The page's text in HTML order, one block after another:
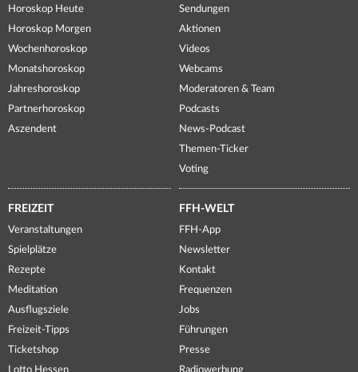
Horoskop Heute
Horoskop Morgen
Wochenhoroskop
Monatshoroskop
Jahreshoroskop
Partnerhoroskop
Aszendent
Sendungen
Aktionen
Videos
Webcams
Moderatoren & Team
Podcasts
News-Podcast
Themen-Ticker
Voting
FREIZEIT
Veranstaltungen
Spielplätze
Rezepte
Meditation
Ausflugsziele
Freizeit-Tipps
Ticketshop
Lotto Hessen
FFH-WELT
FFH-App
Newsletter
Kontakt
Frequenzen
Jobs
Führungen
Presse
Radiowerbung